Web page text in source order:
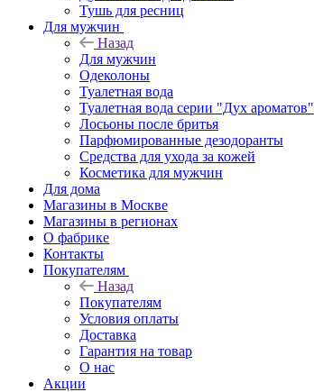
Тушь для ресниц
Для мужчин
Назад
Для мужчин
Одеколоны
Туалетная вода
Туалетная вода серии "Дух ароматов"
Лосьоны после бритья
Парфюмированные дезодоранты
Средства для ухода за кожей
Косметика для мужчин
Для дома
Магазины в Москве
Магазины в регионах
О фабрике
Контакты
Покупателям
Назад
Покупателям
Условия оплаты
Доставка
Гарантия на товар
О нас
Акции